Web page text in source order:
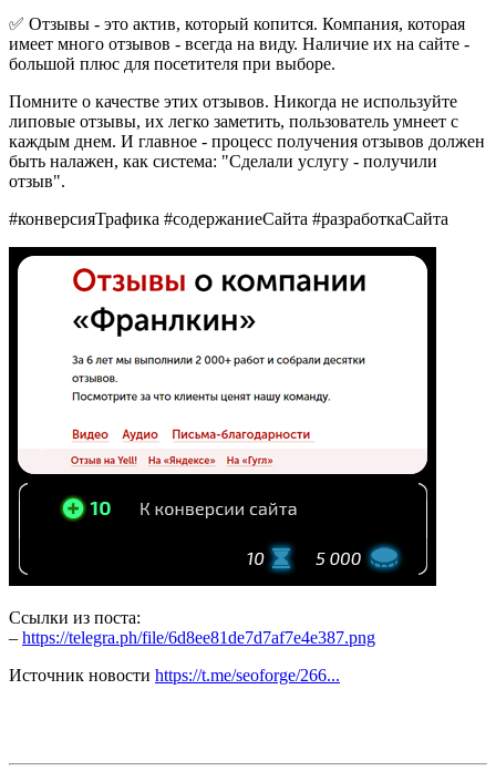
✅ Отзывы - это актив, который копится. Компания, которая
имеет много отзывов - всегда на виду. Наличие их на сайте -
большой плюс для посетителя при выборе.
Помните о качестве этих отзывов. Никогда не используйте
липовые отзывы, их легко заметить, пользователь умнеет с
каждым днем. И главное - процесс получения отзывов должен
быть налажен, как система: "Сделали услугу - получили
отзыв".
#конверсияТрафика #содержаниеСайта #разработкаСайта
Ссылки из поста:
– https://telegra.ph/file/6d8ee81de7d7af7e4e387.png
Источник новости https://t.me/seoforge/266...